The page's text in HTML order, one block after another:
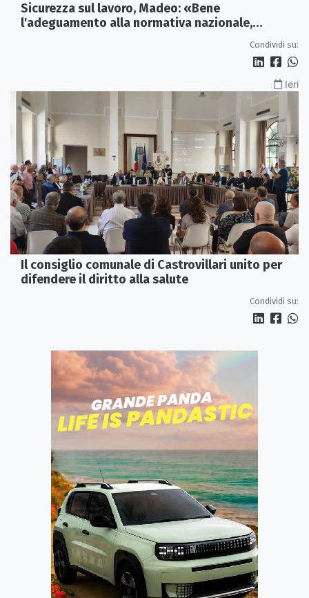
Sicurezza sul lavoro, Madeo: «Bene
l'adeguamento alla normativa nazionale,
Condividi su:
Ieri
Il consiglio comunale di Castrovillari unito per
difendere il diritto alla salute
Condividi su: